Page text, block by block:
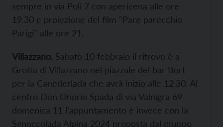
sempre in via Poli 7 con apericena alle ore
19.30 e proiezione del film “Pare parecchio
Parigi” alle ore 21.
Villazzano. Sabato 10 febbraio il ritrovo è a
Grotta di Villazzano nel piazzale del bar Bort
per la Canederlada che avrà inizio alle 12.30. Al
centro Don Onorio Spada di via Valnigra 69
domenica 11 l’appuntamento è invece con la
Sgnoccolada Alpina 2024 proposta dal gruppo